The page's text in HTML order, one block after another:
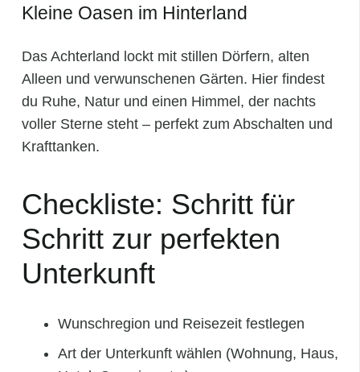
Kleine Oasen im Hinterland
Das Achterland lockt mit stillen Dörfern, alten
Alleen und verwunschenen Gärten. Hier findest
du Ruhe, Natur und einen Himmel, der nachts
voller Sterne steht – perfekt zum Abschalten und
Krafttanken.
Checkliste: Schritt für
Schritt zur perfekten
Unterkunft
Wunschregion und Reisezeit festlegen
Art der Unterkunft wählen (Wohnung, Haus,